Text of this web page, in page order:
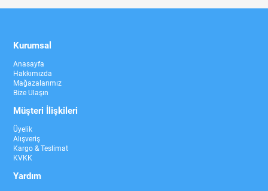
Kurumsal
Anasayfa
Hakkımızda
Mağazalarımız
Bize Ulaşın
Müşteri İlişkileri
Üyelik
Alışveriş
Kargo & Teslimat
KVKK
Yardım